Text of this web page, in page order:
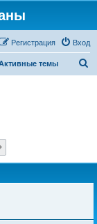
Вход
Регистрация
темы